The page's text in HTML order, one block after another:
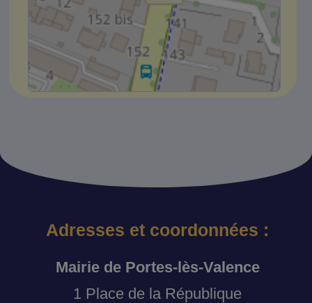
Adresses et coordonnées :
Mairie de Portes-lès-Valence
1 Place de la République